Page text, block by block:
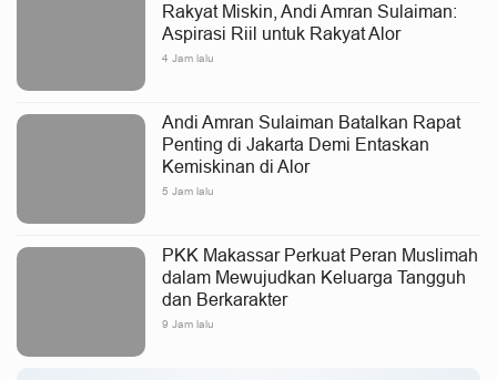
Rakyat Miskin, Andi Amran Sulaiman:
Aspirasi Riil untuk Rakyat Alor
4 Jam lalu
Andi Amran Sulaiman Batalkan Rapat
Penting di Jakarta Demi Entaskan
Kemiskinan di Alor
5 Jam lalu
PKK Makassar Perkuat Peran Muslimah
dalam Mewujudkan Keluarga Tangguh
dan Berkarakter
9 Jam lalu